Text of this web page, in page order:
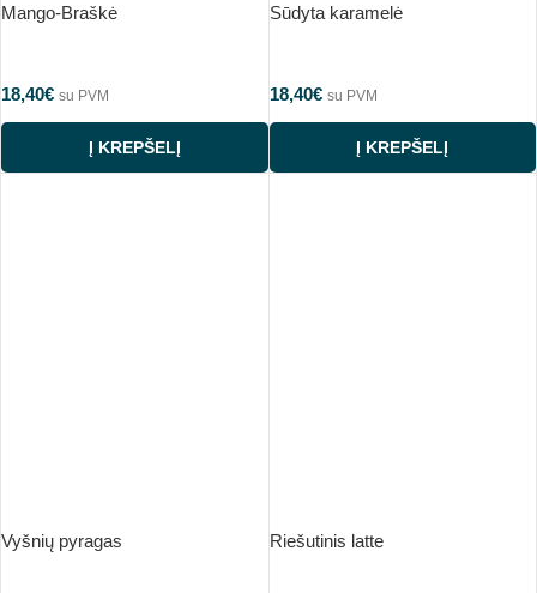
Mango-Braškė
18,40€ su PVM
Į KREPŠELĮ
Sūdyta karamelė
18,40€ su PVM
Į KREPŠELĮ
Vyšnių pyragas Riešutinis latte